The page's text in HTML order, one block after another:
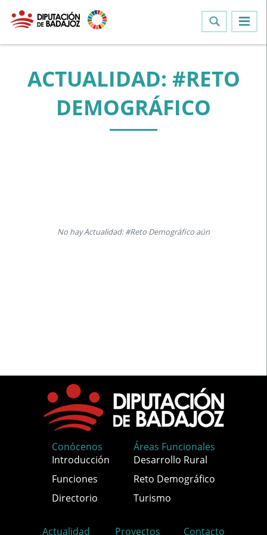
ACTUALIDAD: #RETO
DEMOGRÁFICO
No hay Actualidad: #Reto Demográfico aún
Conócenos
Introducción
Funciones
Directorio
Áreas Funcionales
Desarrollo Rural
Reto Demográfico
Turismo
Actualidad Proyectos Contacto